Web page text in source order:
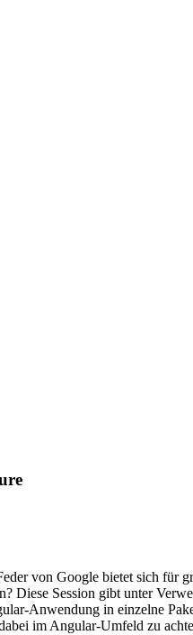
von Google bietet sich für
Diese Session gibt unter
Anwendung in einzelne
im Angular-Umfeld zu